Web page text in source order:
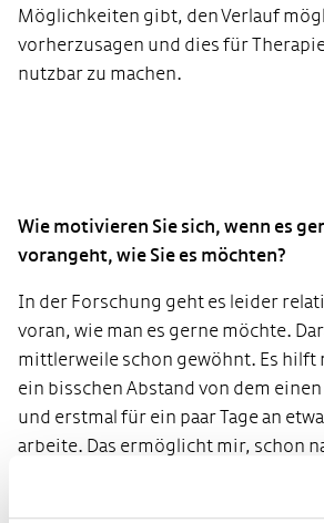
Möglichkeiten gibt, den Verlauf
vorherzusagen und dies für
nutzbar zu machen.
Wie motivieren Sie sich, wenn es
vorangeht, wie Sie es möchten?
In der Forschung geht es leider
voran, wie man es gerne möchte.
mittlerweile schon gewöhnt. Es hilft
ein bisschen Abstand von dem
und erstmal für ein paar Tage an
arbeite. Das ermöglicht mir, schon
wieder mit neuer Motivation und
Ideen an das Projekt